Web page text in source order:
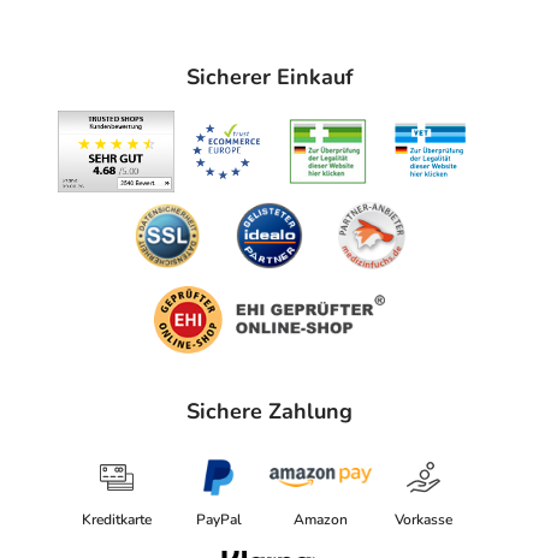
Sicherer Einkauf
Sichere Zahlung
Kreditkarte PayPal Amazon Vorkasse